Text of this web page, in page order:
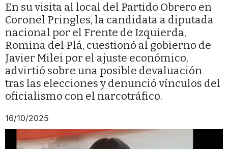
En su visita al local del Partido Obrero en
Coronel Pringles, la candidata a diputada
nacional por el Frente de Izquierda,
Romina del Plá, cuestionó al gobierno de
Javier Milei por el ajuste económico,
advirtió sobre una posible devaluación
tras las elecciones y denunció vínculos del
oficialismo con el narcotráfico.
16/10/2025